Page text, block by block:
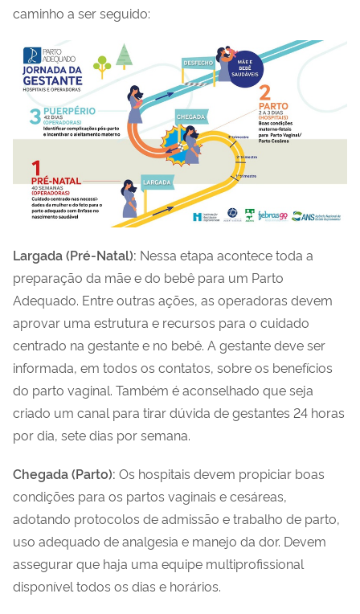
caminho a ser seguido:
Largada (Pré-Natal): Nessa etapa acontece toda a
preparação da mãe e do bebê para um Parto
Adequado. Entre outras ações, as operadoras devem
aprovar uma estrutura e recursos para o cuidado
centrado na gestante e no bebê. A gestante deve ser
informada, em todos os contatos, sobre os benefícios
do parto vaginal. Também é aconselhado que seja
criado um canal para tirar dúvida de gestantes 24 horas
por dia, sete dias por semana.
Chegada (Parto): Os hospitais devem propiciar boas
condições para os partos vaginais e cesáreas,
adotando protocolos de admissão e trabalho de parto,
uso adequado de analgesia e manejo da dor. Devem
assegurar que haja uma equipe multiprofissional
disponível todos os dias e horários.